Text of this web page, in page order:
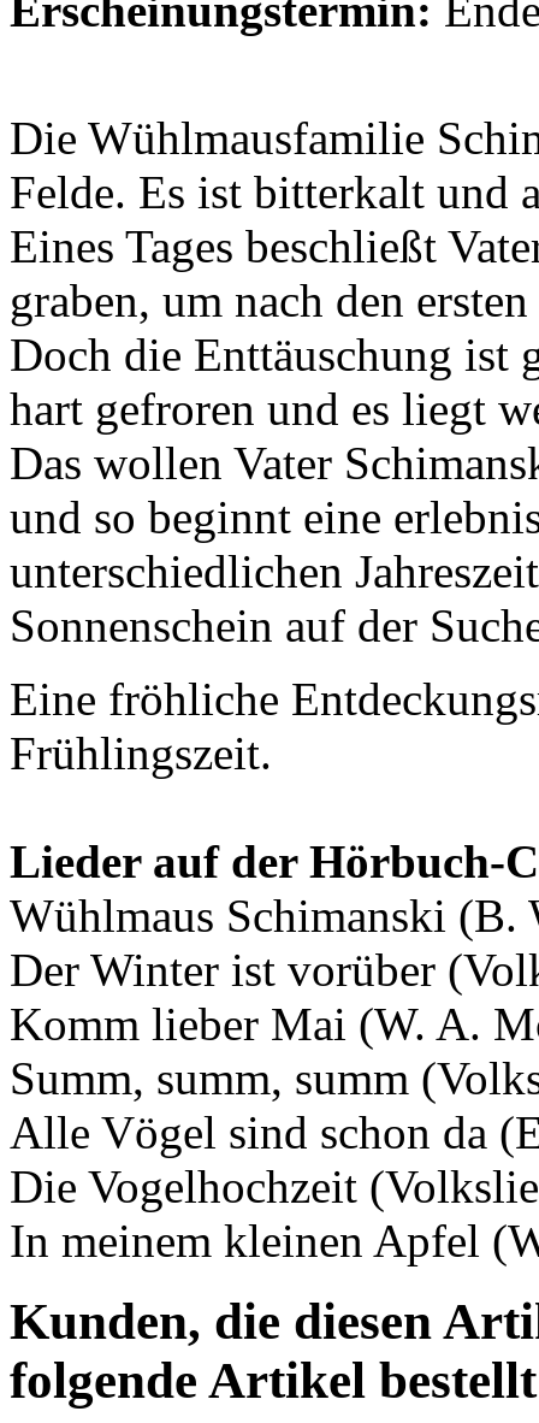
Erscheinungstermin:
Die Wühlmausfamilie
Felde. Es ist bitterkalt und
Eines Tages beschließt
graben, um nach den
Doch die Enttäuschung ist
hart gefroren und es liegt
Das wollen Vater
und so beginnt eine
unterschiedlichen
Sonnenschein auf der
Eine fröhliche
Frühlingszeit.
Lieder auf der Hörbuch-
Wühlmaus Schimanski (B.
Der Winter ist vorüber
Komm lieber Mai (W. A.
Summ, summ, summ
Alle Vögel sind schon da
Die Vogelhochzeit
In meinem kleinen Apfel
Kunden, die diesen
folgende Artikel